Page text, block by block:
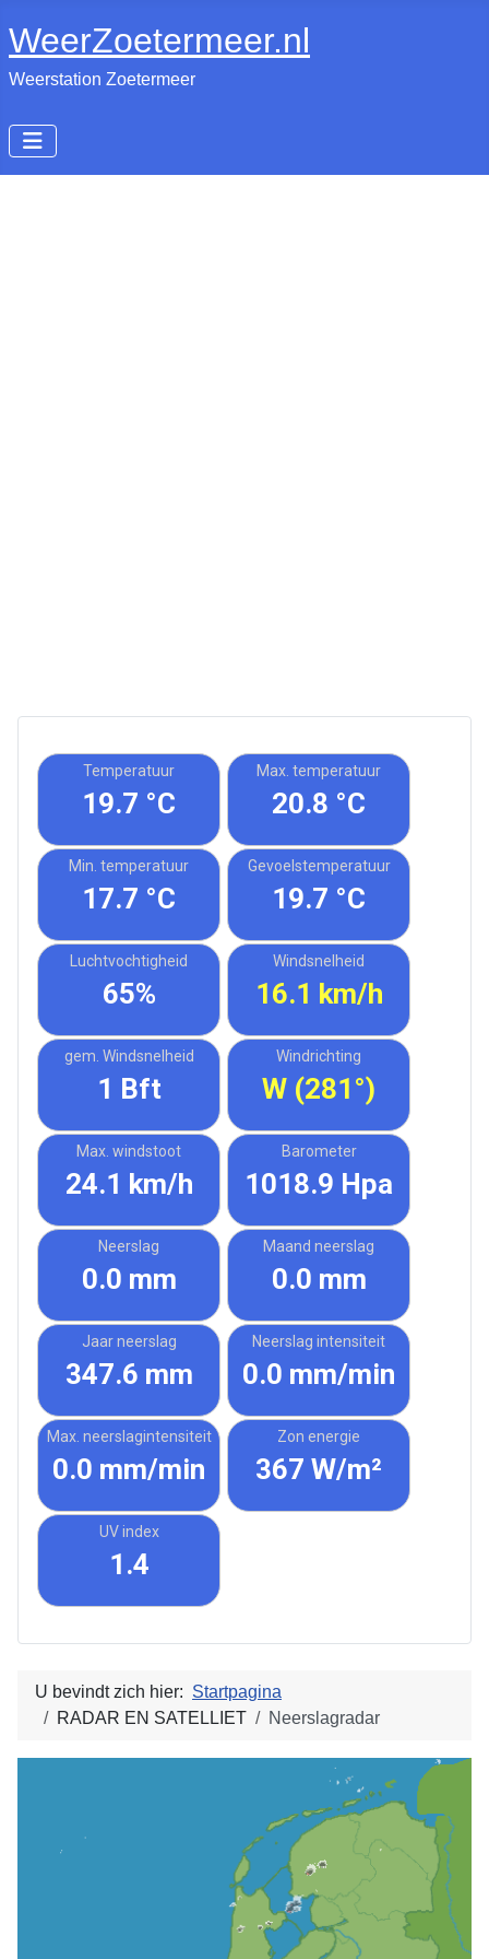
WeerZoetermeer.nl
Weerstation Zoetermeer
Temperatuur
19.7 °C
Max. temperatuur
20.8 °C
Min. temperatuur
17.7 °C
Gevoelstemperatuur
19.7 °C
Luchtvochtigheid
65%
Windsnelheid
16.1 km/h
gem. Windsnelheid
1 Bft
Windrichting
W (281°)
Max. windstoot
24.1 km/h
Barometer
1018.9 Hpa
Neerslag
0.0 mm
Maand neerslag
0.0 mm
Jaar neerslag
347.6 mm
Neerslag intensiteit
0.0 mm/min
Max. neerslagintensiteit
0.0 mm/min
Zon energie
367 W/m²
UV index
1.4
U bevindt zich hier: Startpagina
RADAR EN SATELLIET
Neerslagradar